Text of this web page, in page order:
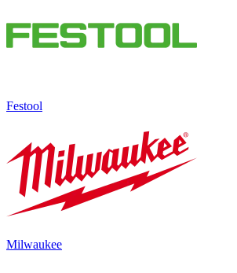
Festool
Milwaukee